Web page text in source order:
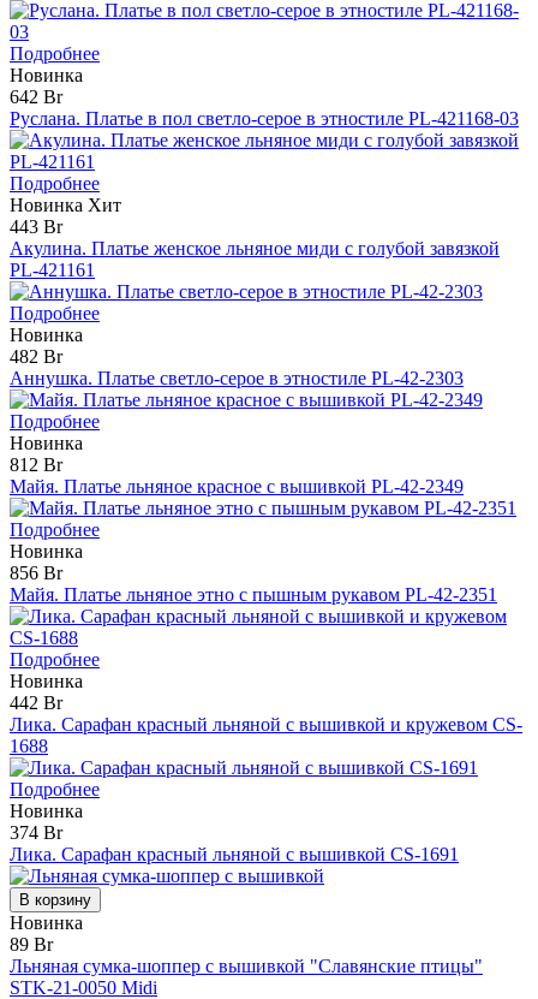
Подробнее
Новинка
642 Br
Руслана. Платье в пол светло-серое в этностиле PL-421168-03
Подробнее
Новинка Хит
443 Br
Акулина. Платье женское льняное миди с голубой завязкой
PL-421161
Подробнее
Новинка
482 Br
Аннушка. Платье светло-серое в этностиле PL-42-2303
Подробнее
Новинка
812 Br
Майя. Платье льняное красное с вышивкой PL-42-2349
Подробнее
Новинка
856 Br
Майя. Платье льняное этно с пышным рукавом PL-42-2351
Подробнее
Новинка
442 Br
Лика. Сарафан красный льняной с вышивкой и кружевом CS-
1688
Подробнее
Новинка
374 Br
Лика. Сарафан красный льняной с вышивкой CS-1691
В корзину
Новинка
89 Br
Льняная сумка-шоппер с вышивкой "Славянские птицы"
STK-21-0050 Midi